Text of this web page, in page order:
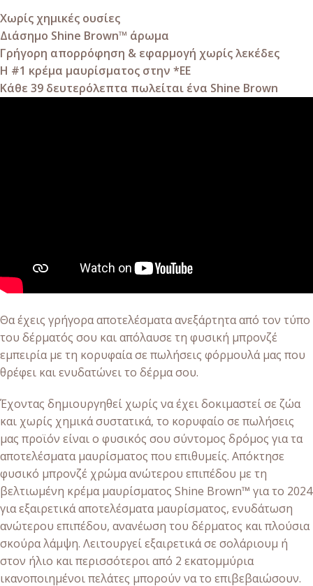
Χωρίς χημικές ουσίες
Διάσημο Shine Brown™ άρωμα
Γρήγορη απορρόφηση & εφαρμογή χωρίς λεκέδες
Η #1 κρέμα μαυρίσματος στην *ΕΕ
Κάθε 39 δευτερόλεπτα πωλείται ένα Shine Brown
Θα έχεις γρήγορα αποτελέσματα ανεξάρτητα από τον τύπο
του δέρματός σου και απόλαυσε τη φυσική μπρονζέ
εμπειρία με τη κορυφαία σε πωλήσεις φόρμουλά μας που
θρέφει και ενυδατώνει το δέρμα σου.
Έχοντας δημιουργηθεί χωρίς να έχει δοκιμαστεί σε ζώα
και χωρίς χημικά συστατικά, το κορυφαίο σε πωλήσεις
μας προϊόν είναι ο φυσικός σου σύντομος δρόμος για τα
αποτελέσματα μαυρίσματος που επιθυμείς. Απόκτησε
φυσικό μπρονζέ χρώμα ανώτερου επιπέδου με τη
βελτιωμένη κρέμα μαυρίσματος Shine Brown™️ για το 2024
για εξαιρετικά αποτελέσματα μαυρίσματος, ενυδάτωση
ανώτερου επιπέδου, ανανέωση του δέρματος και πλούσια
σκούρα λάμψη. Λειτουργεί εξαιρετικά σε σολάριουμ ή
στον ήλιο και περισσότεροι από 2 εκατομμύρια
ικανοποιημένοι πελάτες μπορούν να το επιβεβαιώσουν.